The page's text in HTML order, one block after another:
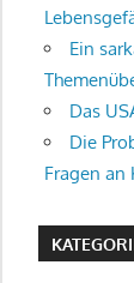
Ein
Das
Die
Fragen an